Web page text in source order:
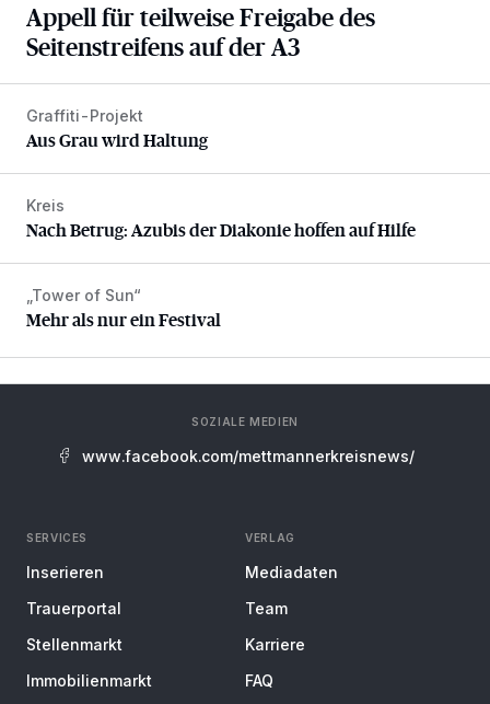
Appell für teilweise Freigabe des
Seitenstreifens auf der A3
Aus Grau wird Haltung
Graffiti-Projekt
Aus Grau wird Haltung
Nach Betrug: Azubis der Diakonie hoffen auf Hilfe
Kreis
Nach Betrug: Azubis der Diakonie hoffen auf Hilfe
Mehr als nur ein Festival
„Tower of Sun“
Mehr als nur ein Festival
SOZIALE MEDIEN
www.facebook.com/mettmannerkreisnews/
SERVICES
Inserieren
Trauerportal
Stellenmarkt
Immobilienmarkt
VERLAG
Mediadaten
Team
Karriere
FAQ